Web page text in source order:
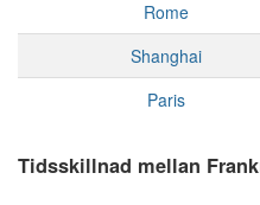
Rome
Shanghai
Paris
Tidsskillnad mellan